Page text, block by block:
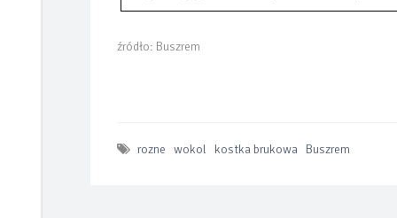
źródło: Buszrem
rozne wokol kostka brukowa Buszrem